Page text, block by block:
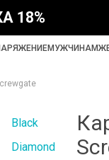
18%
МУЖЧИНАМ
Black
Diamond